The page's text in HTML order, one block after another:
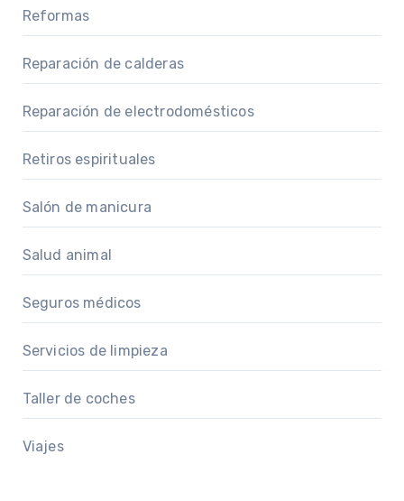
Reformas
Reparación de calderas
Reparación de electrodomésticos
Retiros espirituales
Salón de manicura
Salud animal
Seguros médicos
Servicios de limpieza
Taller de coches
Viajes